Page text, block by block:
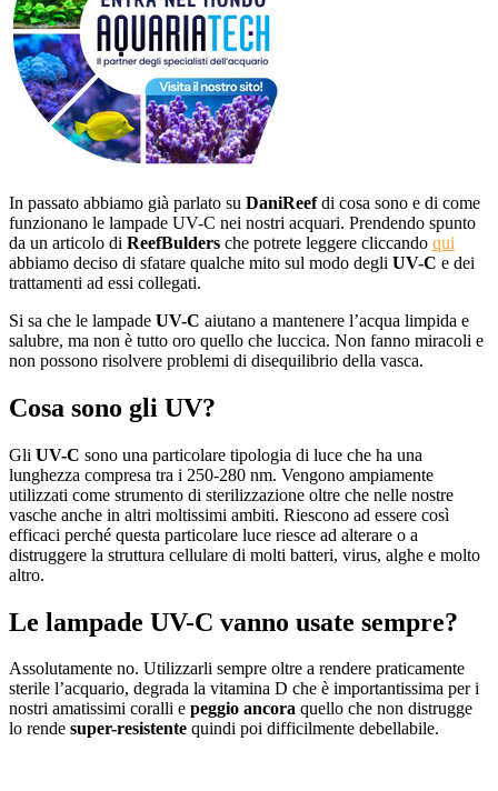
In passato abbiamo già parlato su DaniReefdi cosa sono e di come
funzionano le lampade UV-C nei nostri acquari. Prendendo spunto
da un articolo di ReefBulders che potrete leggere cliccando qui
abbiamo deciso di sfatare qualche mito sul modo degli UV-C e dei
trattamenti ad essi collegati.
Si sa che le lampade UV-C aiutano a mantenere l’acqua limpida e
salubre, ma non è tutto oro quello che luccica. Non fanno miracoli e
non possono risolvere problemi di disequilibrio della vasca.
Cosa sono gli UV?
Gli UV-C sono una particolare tipologia di luce che ha una
lunghezza compresa tra i 250-280 nm. Vengono ampiamente
utilizzati come strumento di sterilizzazione oltre che nelle nostre
vasche anche in altri moltissimi ambiti. Riescono ad essere così
efficaci perché questa particolare luce riesce ad alterare o a
distruggere la struttura cellulare di molti batteri, virus, alghe e molto
altro.
Le lampade UV-C vanno usate sempre?
Assolutamente no. Utilizzarli sempre oltre a rendere praticamente
sterile l’acquario, degrada la vitamina D che è importantissima per i
nostri amatissimi coralli e peggio ancora quello che non distrugge
lo rende super-resistente quindi poi difficilmente debellabile.